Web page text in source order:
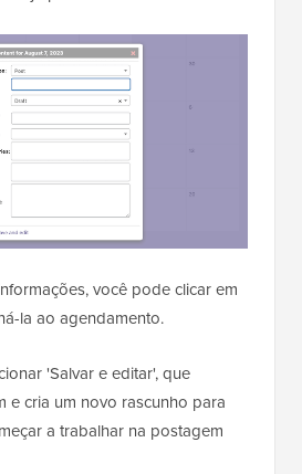
você pode clicar em
la ao agendamento.
'Salvar e editar', que
e cria um novo rascunho para
a trabalhar na postagem